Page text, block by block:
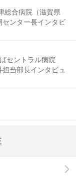
合病院（滋賀県
ンター長インタビ
セントラル病院
担当部長インタビュ